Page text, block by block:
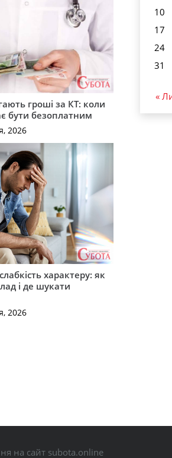
гроші за КТ: коли
бути безоплатним
2026
характеру: як
і де шукати
2026
10
17
24
31
«
на сайт subota.online